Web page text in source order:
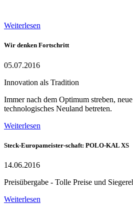
Weiterlesen
Wir denken Fortschritt
05.07.2016
Innovation als Tradition
Immer nach dem Optimum streben,
technologisches Neuland betreten.
Weiterlesen
Steck-Europameister-schaft: POLO-KAL XS
14.06.2016
Preisübergabe - Tolle Preise und
Weiterlesen